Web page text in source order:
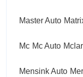
Master Auto
Mc Mc Auto
Mensink Auto